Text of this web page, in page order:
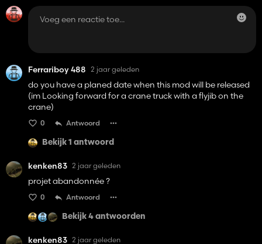
Ferrariboy 488 2 jaar geleden
do you have a planed date when this mod will be released
(im Looking forward for a crane truck with a flyjib on the
crane)
0 Antwoord
Bekijk 1 antwoord
kenken83 2 jaar geleden
projet abandonnée ?
0 Antwoord
Bekijk 4 antwoorden
kenken83 2 jaar geleden